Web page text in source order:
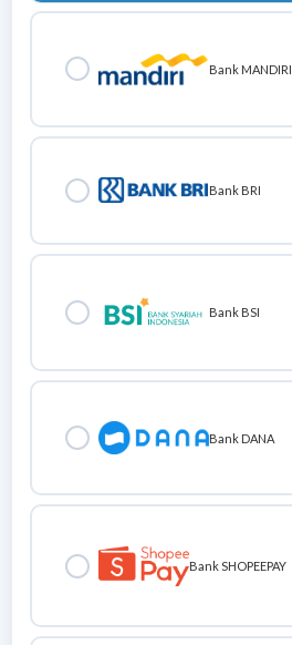
Bank MANDIRI
Bank BRI
Bank BSI
Bank DANA
Bank SHOPEEPAY